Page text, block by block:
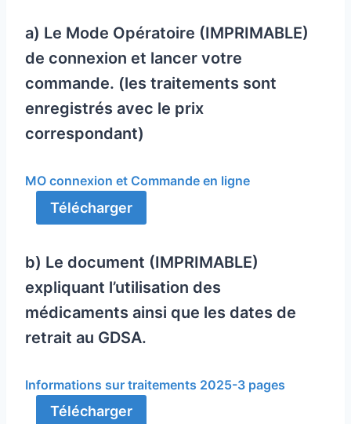
a) Le Mode Opératoire (IMPRIMABLE)
de connexion et lancer votre
commande. (les traitements sont
enregistrés avec le prix
correspondant)
MO connexion et Commande en ligne
Télécharger
b) Le document (IMPRIMABLE)
expliquant l’utilisation des
médicaments ainsi que les dates de
retrait au GDSA.
Informations sur traitements 2025-3 pages
Télécharger